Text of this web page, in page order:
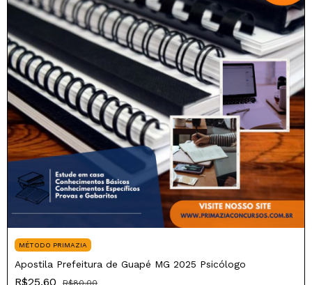
MÉTODO PRIMAZIA
Apostila Prefeitura de Guapé MG 2025 Psicólogo
R$25,60 R$80,00